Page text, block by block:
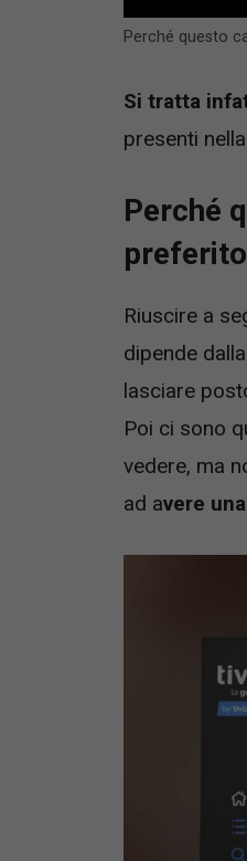
Perché questo
Si tratta
presenti
Perché
Riuscire a
dipende
lasciare
Poi ci sono
vedere, ma
ad avere